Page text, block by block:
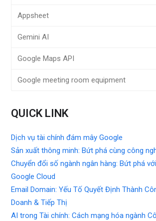
Appsheet
Gemini AI
Google Maps API
Google meeting room equipment
QUICK LINK
Dịch vụ tài chính đám mây Google
Sản xuất thông minh: Bứt phá cùng công
Chuyển đổi số ngành ngân hàng: Bứt phá
Google Cloud
Email Domain: Yếu Tố Quyết Định Thành
Doanh & Tiếp Thị
AI trong Tài chính: Cách mạng hóa ngành